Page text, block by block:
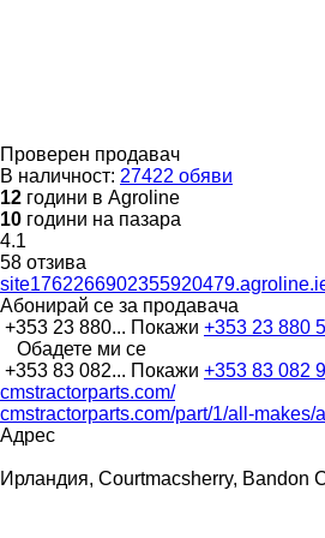
Проверен продавач
В наличност: 27422 обяви
12 години в Agroline
10 години на пазара
4.1
58 отзива
Абонирай се за продавача
+353 23 880... Покажи +353 23 880
Обадете ми се
+353 83 082... Покажи +353 83 082
cmstractorparts.com/
cmstractorparts.com/part/1/all-
Адрес
Ирландия, Courtmacsherry, Bandon